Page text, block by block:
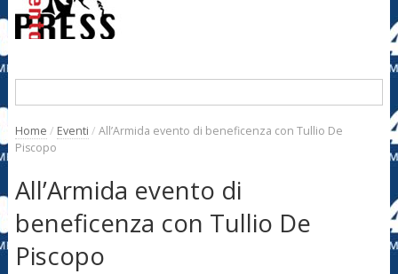
Home / Eventi / All’Armida evento di beneficenza con Tullio De
Piscopo
All’Armida evento di
beneficenza con Tullio De
Piscopo